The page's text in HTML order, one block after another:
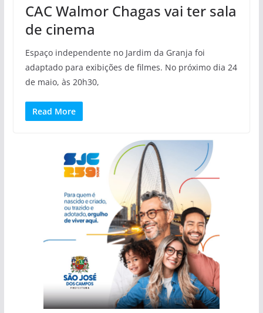
CAC Walmor Chagas vai ter sala
de cinema
Espaço independente no Jardim da Granja foi
adaptado para exibições de filmes. No próximo dia 24
de maio, às 20h30,
Read More